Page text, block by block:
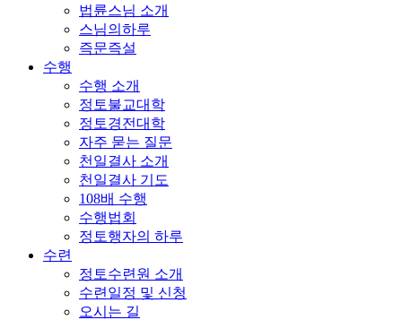
법륜스님 소개
스님의하루
즉문즉설
수행
수행 소개
정토불교대학
정토경전대학
자주 묻는 질문
천일결사 소개
천일결사 기도
108배 수행
수행법회
정토행자의 하루
수련
정토수련원 소개
수련일정 및 신청
오시는 길